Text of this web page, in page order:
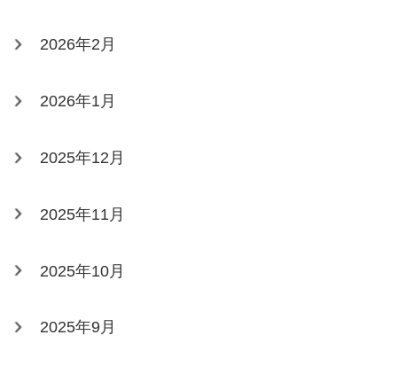
2026年2月
2026年1月
2025年12月
2025年11月
2025年10月
2025年9月